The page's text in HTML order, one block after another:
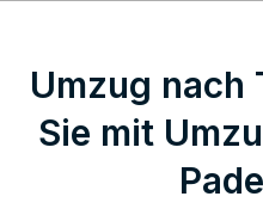
Umzug nach
Sie mit